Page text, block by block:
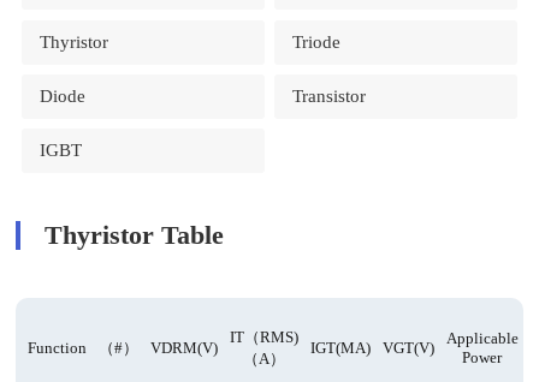
Thyristor Triode
Diode Transistor
IGBT
Thyristor Table
Function （#） VDRM(V)
IT（RMS)
（A）
IGT(mA) VGT(V)
Applicable
Power